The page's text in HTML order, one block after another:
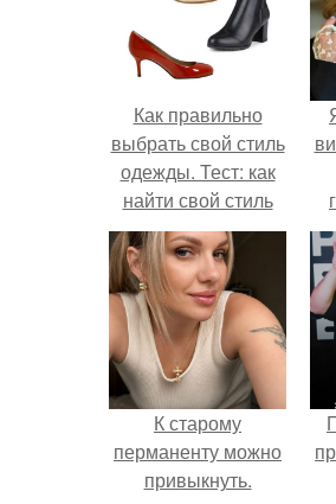
Как правильно
выбрать свой стиль
одежды. Тест: как
найти свой стиль
К старому
перманенту можно
привыкнуть.